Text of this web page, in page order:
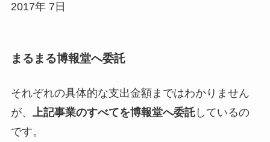
2017年 7日
まるまる博報堂へ委託
それぞれの具体的な支出金額まではわかりません
が、 上記事業のすべてを博報堂へ委託しているの
です。